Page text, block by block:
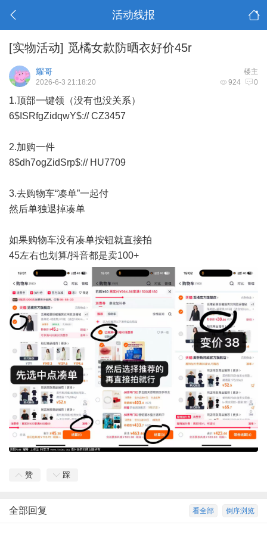
活动线报
[实物活动] 觅橘女款防晒衣好价45r
楼主
耀哥
924 0
2026-6-3 21:18:20
1.顶部一键领（没有也没关系）
6$ISRfgZidqwY$:// CZ3457
2.加购一件
8$dh7ogZidSrp$:// HU7709
3.去购物车“凑单”一起付
然后单独退掉凑单
如果购物车没有凑单按钮就直接拍
45左右也划算/抖音都是卖100+
赞 踩
倒序浏览
看全部
全部回复